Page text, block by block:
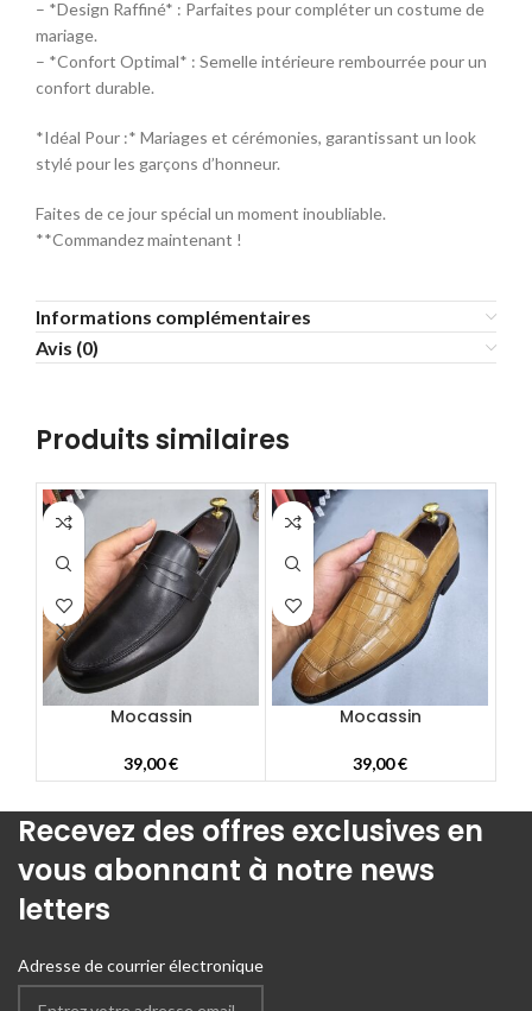
– *Design Raffiné* : Parfaites pour compléter un costume de
mariage.
– *Confort Optimal* : Semelle intérieure rembourrée pour un
confort durable.
*Idéal Pour :* Mariages et cérémonies, garantissant un look
stylé pour les garçons d’honneur.
Faites de ce jour spécial un moment inoubliable.
**Commandez maintenant !
Informations complémentaires
Avis (0)
Produits similaires
Mocassin
39,00€
Mocassin
39,00€
Recevez des offres exclusives en
vous abonnant à notre news
letters
Adresse de courrier électronique